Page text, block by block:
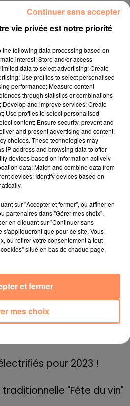
susceptibles de provoquer
"importants", souligne Météo
la visibilité pourrait être réduite
impacter le réseau
quelques conseils de
situation :"Évitez d'utiliser
électriques. À l'approche
précautions d'usage pour vous
la foudre, mettez en sécurité
(...) Évitez, si possible, le
Si vous habitez en zone
prenez les précautions
face aux conditions de
Dadju
pour mettre en
à la pétanque
pour 2023 !
"Fête du vin"
vie privée est notre priorité
the following data processing based on
interest: Store and/or access
data to select advertising; Create
Use profiles to select personalised
performance; Measure content
through statistics or combinations
Develop and improve services; Create
Use profiles to select personalised
content; Ensure security, prevent and
and present advertising and content;
choices. These technologies may
IP address and browsing data to offer
devices based on information actively
data; Match and combine data from
devices; Identify devices based on
sur "Accepter et fermer", ou affiner en
partenaires dans "Gérer mes choix".
en cliquant sur "Continuer sans
s'appliqueront que pour ce site. Vous
ou retirer votre consentement à tout
situé en bas de chaque page.
mes choix
et fermer
Continuer sans accepter